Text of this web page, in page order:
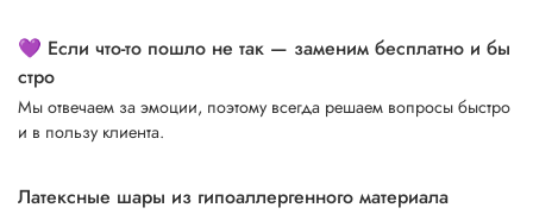
💜 Если что-то пошло не так — заменим бесплатно и бы
стро
Мы отвечаем за эмоции, поэтому всегда решаем вопросы быстро
и в пользу клиента.
Латексные шары из гипоаллергенного материала